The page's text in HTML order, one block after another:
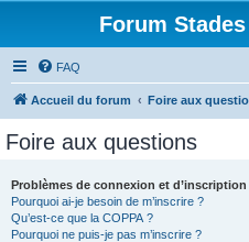
Forum
FAQ
Accueil du forum Foire aux
Foire aux questions
Problèmes de connexion et d’inscription
Pourquoi ai-je besoin de m’inscrire ?
Qu’est-ce que la COPPA ?
Pourquoi ne puis-je pas m’inscrire ?